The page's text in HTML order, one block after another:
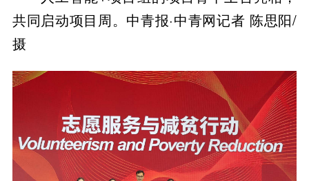
共同启动项目周。中青报·中青网记者 陈思阳/
摄